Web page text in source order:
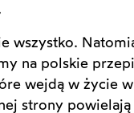
wszystko.
na polskie
wejdą w życie
strony